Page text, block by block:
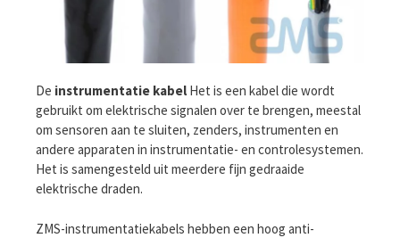
De instrumentatie kabel Het is een kabel die wordt
gebruikt om elektrische signalen over te brengen, meestal
om sensoren aan te sluiten, zenders, instrumenten en
andere apparaten in instrumentatie- en controlesystemen.
Het is samengesteld uit meerdere fijn gedraaide
elektrische draden.
ZMS-instrumentatiekabels hebben een hoog anti-